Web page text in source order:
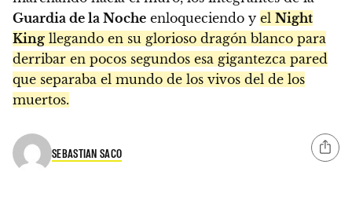
Guardia de la Noche enloqueciendo y el Night
King llegando en su glorioso dragón blanco para
derribar en pocos segundos esa gigantezca pared
que separaba el mundo de los vivos del de los
muertos.
SEBASTIAN SACO